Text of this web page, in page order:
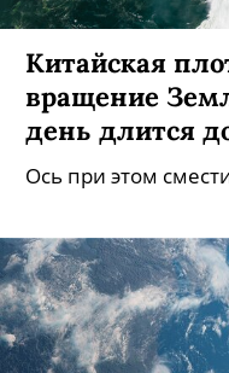
Китайская
вращение
день длится
Ось при этом